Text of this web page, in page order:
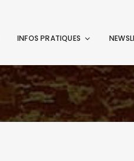
INFOS PRATIQUES